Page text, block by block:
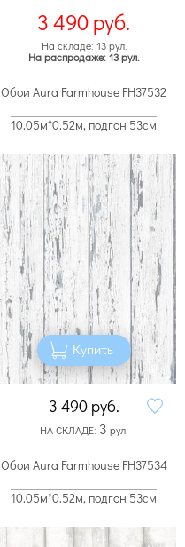
3 490руб.
На складе: 13 рул.
На распродаже: 13 рул.
Обои Aura Farmhouse FH37532
10.05м*0.52м, подгон 53см
Купить
3 490 руб.
НА СКЛАДЕ: 3 рул.
Обои Aura Farmhouse FH37534
10.05м*0.52м, подгон 53см